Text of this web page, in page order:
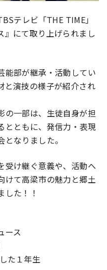
テレビ「THE TIME」
』にて取り上げられまし
能部が継承・活動してい
と演技の様子が紹介され
の一部は、生徒自身が担
とともに、発信力・表現
なりました。
受け継ぐ意義や、活動へ
けて高梁市の魅力と郷土
た！！
ース
た１年生